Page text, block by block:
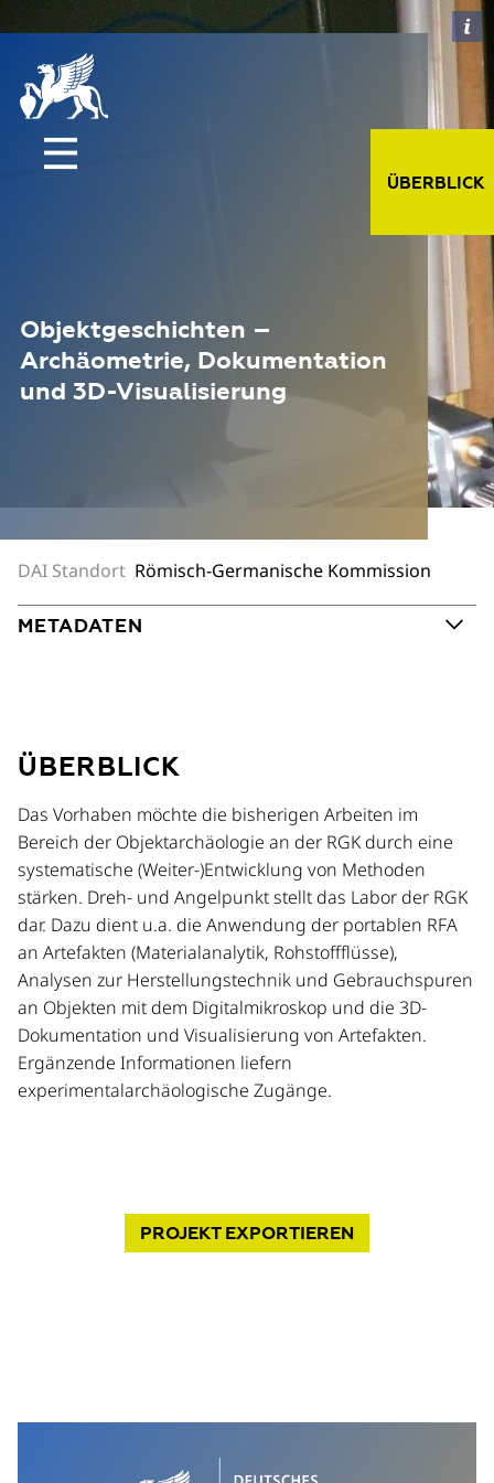
Objektgeschichten –
Archäometrie, Dokumentation
und 3D-Visualisierung
ÜBERBLICK
DAI Standort Römisch-Germanische Kommission
METADATEN
ÜBERBLICK
Das Vorhaben möchte die bisherigen Arbeiten im
Bereich der Objektarchäologie an der RGK durch eine
systematische (Weiter-)Entwicklung von Methoden
stärken. Dreh- und Angelpunkt stellt das Labor der RGK
dar. Dazu dient u.a. die Anwendung der portablen RFA
an Artefakten (Materialanalytik, Rohstoffflüsse),
Analysen zur Herstellungstechnik und Gebrauchspuren
an Objekten mit dem Digitalmikroskop und die 3D-
Dokumentation und Visualisierung von Artefakten.
Ergänzende Informationen liefern
experimentalarchäologische Zugänge.
PROJEKTEXPORTIEREN